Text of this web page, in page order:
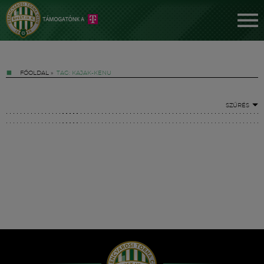
FŐOLDAL » TAG: KAJAK-KENU
SZŰRÉS
Hírek